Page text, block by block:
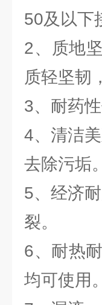
50及以下
2、质地
质轻坚韧
3、耐药
4、清洁
去除污垢。
5、经济
裂。
6、耐热
均可使用。